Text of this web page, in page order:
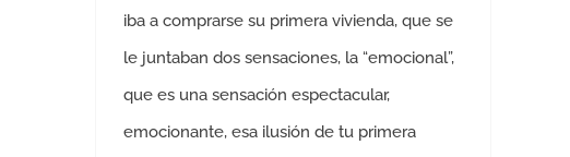
iba a comprarse su primera vivienda, que se
le juntaban dos sensaciones, la “emocional”,
que es una sensación espectacular,
emocionante, esa ilusión de tu primera